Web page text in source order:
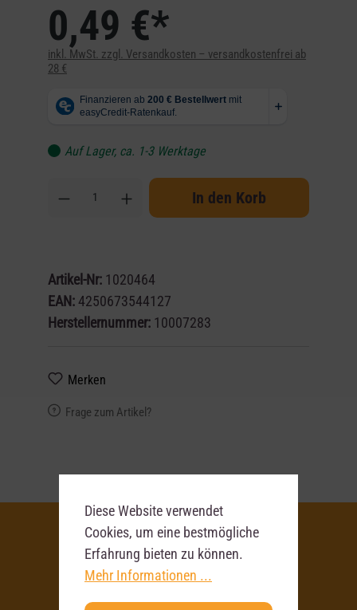
0,49 €*
inkl. MwSt. zzgl. Versandkosten – versandkostenfrei ab
28 €
Auf Lager, ca. 1-3 Werktage
In den Korb
Artikel-Nr: 1020464
EAN:4250673544127
Herstellernummer: 10007283
Merken
Frage zum Artikel?
Deine
Diese Website verwendet
Cookies, um eine bestmögliche
Erfahrung bieten zu können.
Mehr Informationen ...